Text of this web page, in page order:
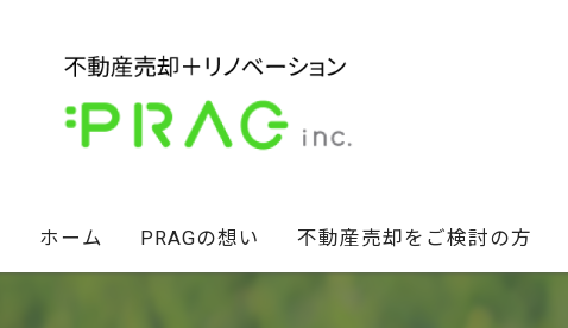
ホーム PRAGの想い 不動産売却をご検討の方